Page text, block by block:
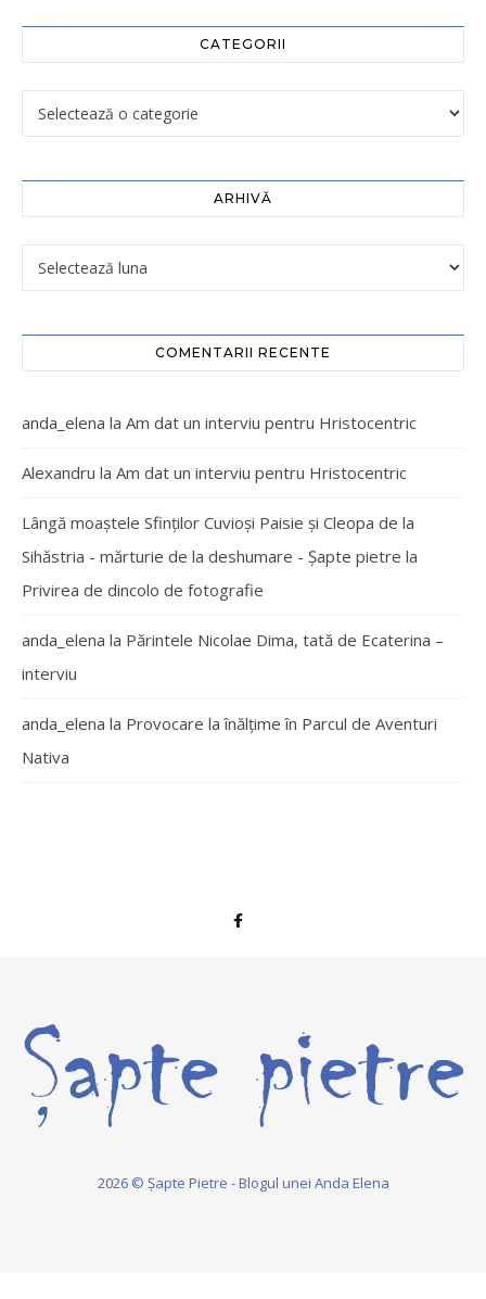
CATEGORII
ARHIVĂ
COMENTARII RECENTE
anda_elena la Am dat un interviu pentru Hristocentric
Alexandru la Am dat un interviu pentru Hristocentric
Lângă moaștele Sfinților Cuvioși Paisie și Cleopa de la
Sihăstria - mărturie de la deshumare - Şapte pietre la
Privirea de dincolo de fotografie
anda_elena la Părintele Nicolae Dima, tată de Ecaterina –
interviu
anda_elena la Provocare la înălțime în Parcul de Aventuri
Nativa
2026 © Șapte Pietre - Blogul unei Anda Elena